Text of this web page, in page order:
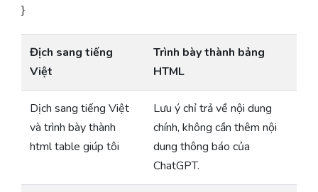
}
Địch sang tiếng
Việt
Trình bày thành bảng
HTML
Dịch sang tiếng Việt
và trình bày thành
html table giúp tôi
Lưu ý chỉ trả về nội dung
chính, không cần thêm nội
dung thông báo của
ChatGPT.